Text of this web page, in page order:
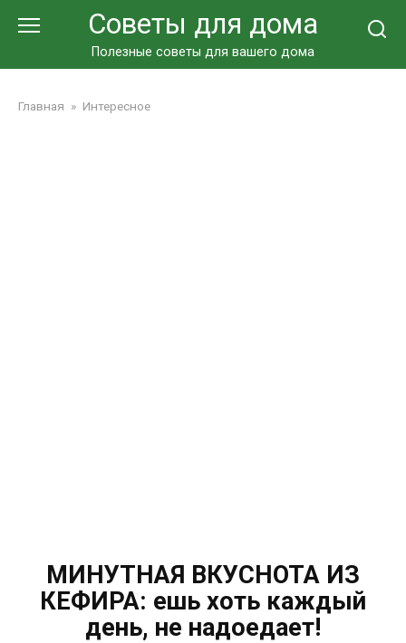
Советы для дома
Полезные советы для вашего дома
Главная » Интересное
МИНУТНАЯ ВКУСНОТА ИЗ
КЕФИРА: ешь хоть каждый
день, не надоедает!